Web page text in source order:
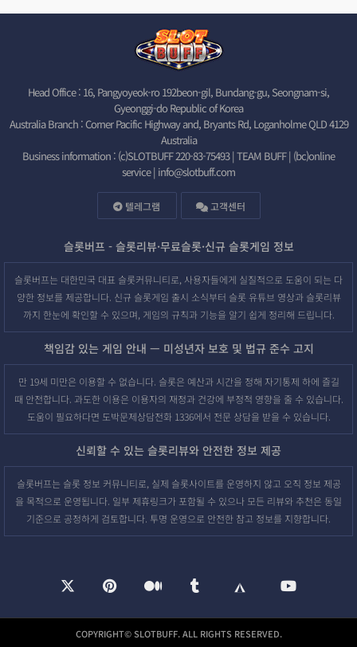
Head Office : 16, Pangyoyeok-ro 192beon-gil, Bundang-gu, Seongnam-si,
Gyeonggi-do Republic of Korea
Australia Branch : Corner Pacific Highway and, Bryants Rd, Loganholme QLD 4129
Australia
Business information : (c)SLOTBUFF 220-83-75493 | TEAM BUFF | (bc)online
service | info@slotbuff.com
텔레그램 고객센터
슬롯버프 - 슬롯리뷰·무료슬롯·신규 슬롯게임 정보
슬롯버프는 대한민국 대표 슬롯커뮤니티로, 사용자들에게 실질적으로 도움이 되는 다
양한 정보를 제공합니다. 신규 슬롯게임 출시 소식부터 슬롯 유튜브 영상과 슬롯리뷰
까지 한눈에 확인할 수 있으며, 게임의 규칙과 기능을 알기 쉽게 정리해 드립니다.
책임감 있는 게임 안내 — 미성년자 보호 및 법규 준수 고지
만 19세 미만은 이용할 수 없습니다. 슬롯은 예산과 시간을 정해 자기통제 하에 즐길
때 안전합니다. 과도한 이용은 이용자의 재정과 건강에 부정적 영향을 줄 수 있습니다.
도움이 필요하다면 도박문제상담전화 1336에서 전문 상담을 받을 수 있습니다.
신뢰할 수 있는 슬롯리뷰와 안전한 정보 제공
슬롯버프는 슬롯 정보 커뮤니티로, 실제 슬롯사이트를 운영하지 않고 오직 정보 제공
을 목적으로 운영됩니다. 일부 제휴링크가 포함될 수 있으나 모든 리뷰와 추천은 동일
기준으로 공정하게 검토합니다. 투명 운영으로 안전한 참고 정보를 지향합니다.
COPYRIGHT© SLOTBUFF. ALL RIGHTS RESERVED.